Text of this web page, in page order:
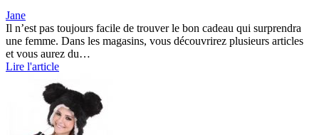
Jane
Il n’est pas toujours facile de trouver le bon cadeau qui surprendra
une femme. Dans les magasins, vous découvrirez plusieurs articles
et vous aurez du…
Lire l'article